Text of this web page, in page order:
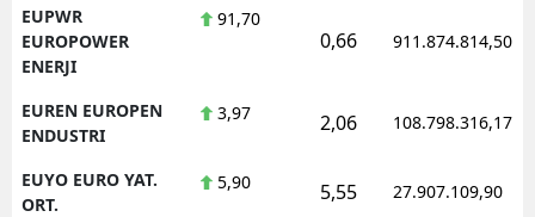
EUPWR
EUROPOWER
ENERJI
91,70
0,66 911.874.814,50
EUREN EUROPEN
ENDUSTRI
3,97 2,06 108.798.316,17
EUYO EURO YAT.
ORT.
5,90 5,55 27.907.109,90